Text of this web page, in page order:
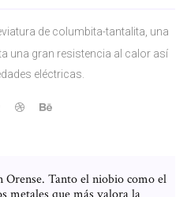
de columbita-tantalita, una
una gran resistencia al calor así
eléctricas.
Orense. Tanto el niobio como el